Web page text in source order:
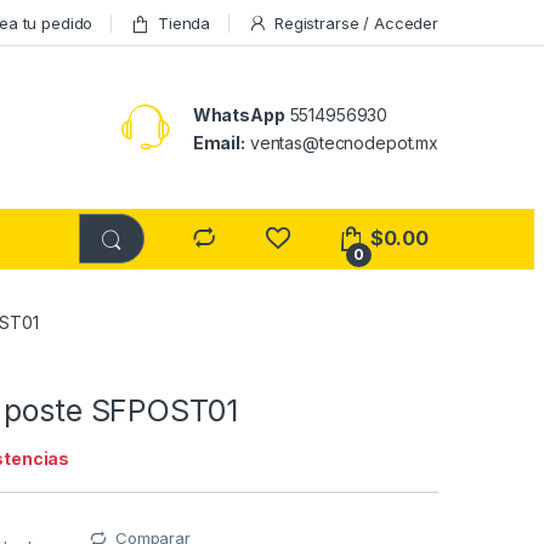
tu pedido Tienda Registrarse / Acceder
WhatsApp 5514956930
Email: ventas@tecnodepot.mx
0
$0.00
SFPOST01
Comparar